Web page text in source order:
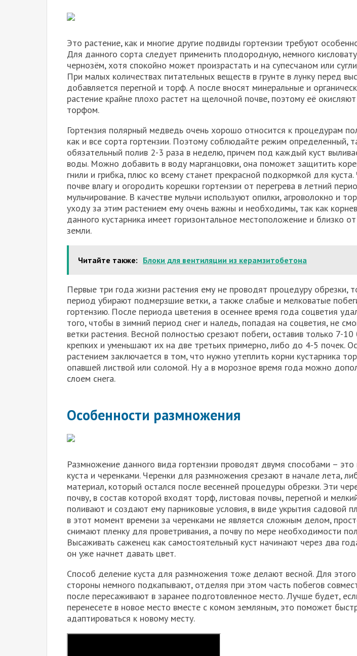
Это растение, как и многие другие подвиды гортензии требуют
Для данного сорта следует применить плодородную, немного
чернозём, хотя спокойно может произрастать и на супесчаном или
При малых количествах питательных веществ в грунте в лунку перед
добавляется перегной и торф. А после вносят минеральные и
растение крайне плохо растет на щелочной почве, поэтому её
торфом.
Гортензия полярный медведь очень хорошо относится к процедурам
как и все сорта гортензии. Поэтому соблюдайте режим определенный,
обязательный полив 2-3 раза в неделю, причем под каждый куст
воды. Можно добавить в воду марганцовки, она поможет защитить
гнили и грибка, плюс ко всему станет прекрасной подкормкой для
почве влагу и огородить корешки гортензии от перегрева в летний
мульчирование. В качестве мульчи используют опилки, агроволокно и
уходу за этим растением ему очень важны и необходимы, так как
данного кустарника имеет горизонтальное местоположение и близко
земли.
Читайте также: Блоки для вентиляции из керамзитобетона
Первые три года жизни растения ему не проводят процедуру обрезки,
период убирают подмерзшие ветки, а также слабые и мелковатые
гортензию. После периода цветения в осеннее время года соцветия
того, чтобы в зимний период снег и наледь, попадая на соцветия, не
ветки растения. Весной полностью срезают побеги, оставив только 7-
крепких и уменьшают их на две третьих примерно, либо до 4-5 почек.
растением заключается в том, что нужно утеплить корни кустарника
опавшей листвой или соломой. Ну а в морозное время года можно
слоем снега.
Особенности размножения
Размножение данного вида гортензии проводят двумя способами –
куста и черенками. Черенки для размножения срезают в начале лета,
материал, который остался после весенней процедуры обрезки. Эти
почву, в состав которой входят торф, листовая почвы, перегной и
поливают и создают ему парниковые условия, в виде укрытия садовой
в этот момент времени за черенками не является сложным делом,
снимают пленку для проветривания, а почву по мере необходимости
Высаживать саженец как самостоятельный куст начинают через два
он уже начнет давать цвет.
Способ деление куста для размножения тоже делают весной. Для
стороны немного подкапывают, отделяя при этом часть побегов
после пересаживают в заранее подготовленное место. Лучше будет,
перенесете в новое место вместе с комом земляным, это поможет
адаптироваться к новому месту.